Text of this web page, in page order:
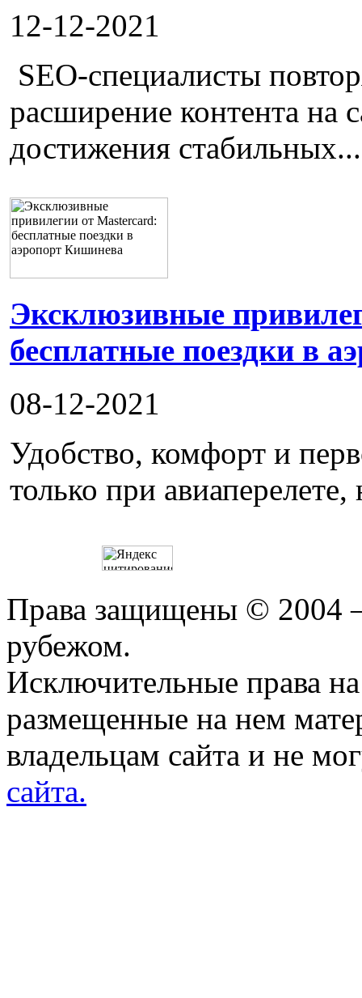
12-12-2021
SEO-специалисты
расширение контента на
достижения стабильных...
Эксклюзивные
бесплатные поездки в
08-12-2021
Удобство, комфорт и
только при
Права защищены © 2004
рубежом.
Исключительные права
размещенные на нем
владельцам сайта и не
сайта.